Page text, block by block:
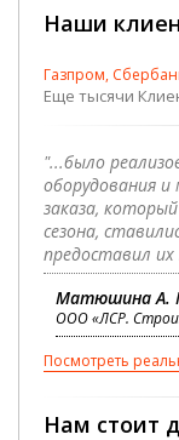
Наши
Газпром,
Еще тысячи
"...было
оборудования
заказа,
сезона,
предоставил
Матюшина А.
ООО «ЛСР.
Посмотреть
Нам стоит